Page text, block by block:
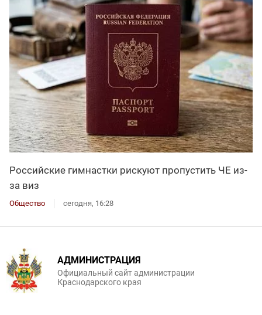
Российские гимнастки рискуют пропустить ЧЕ из-
за виз
Общество сегодня, 16:28
АДМИНИСТРАЦИЯ
Официальный сайт администрации
Краснодарского края